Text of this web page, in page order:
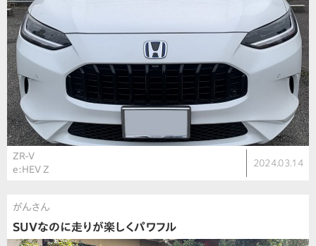
ZR-V
e:HEV Z
2024.03.14
がんさん
SUVなのに走りが楽しくパワフル